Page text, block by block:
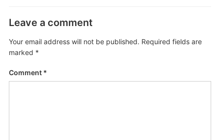
Leave a comment
Your email address will not be published. Required fields are
marked *
Comment *